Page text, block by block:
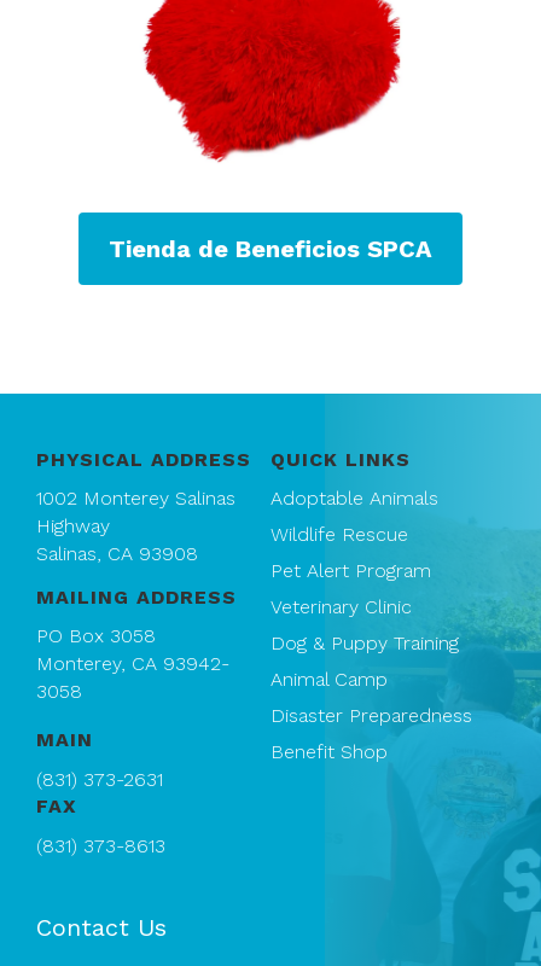
Tienda de Beneficios SPCA
PHYSICAL ADDRESS
1002 Monterey Salinas
Highway
Salinas, CA 93908
MAILING ADDRESS
PO Box 3058
Monterey, CA 93942-
3058
MAIN
(831) 373-2631
FAX
(831) 373-8613
Contact Us
QUICK LINKS
Adoptable Animals
Wildlife Rescue
Pet Alert Program
Veterinary Clinic
Dog & Puppy Training
Animal Camp
Disaster Preparedness
Benefit Shop